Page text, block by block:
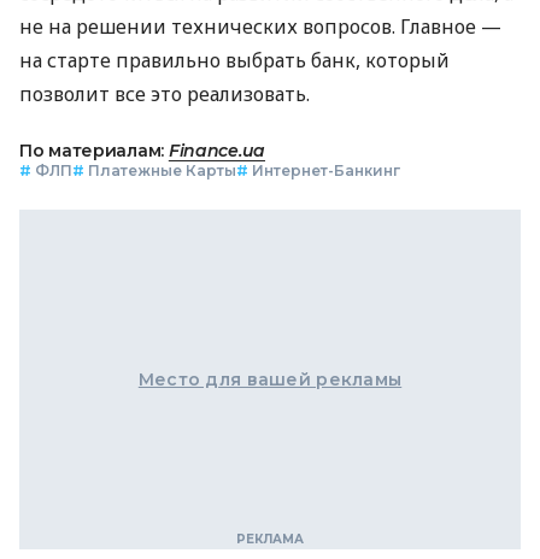
не на решении технических вопросов. Главное —
на старте правильно выбрать банк, который
позволит все это реализовать.
По материалам: Finance.ua
# ФЛП# Платежные Карты# Интернет-Банкинг
Место для вашей рекламы